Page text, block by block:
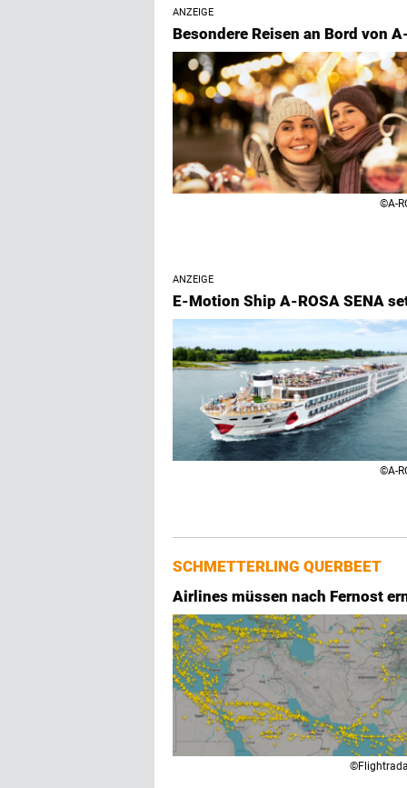
ANZEIGE
Besondere Reisen an Bord von
©A-
ANZEIGE
E-Motion Ship A-ROSA SENA
©A-
SCHMETTERLING QUERBEET
Airlines müssen nach Fernost